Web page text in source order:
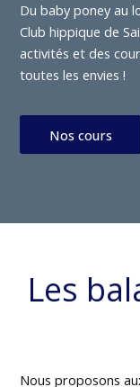
Du baby poney au
Club hippique de
activités et des
toutes les envies !
Nos cours
Les
Nous proposons